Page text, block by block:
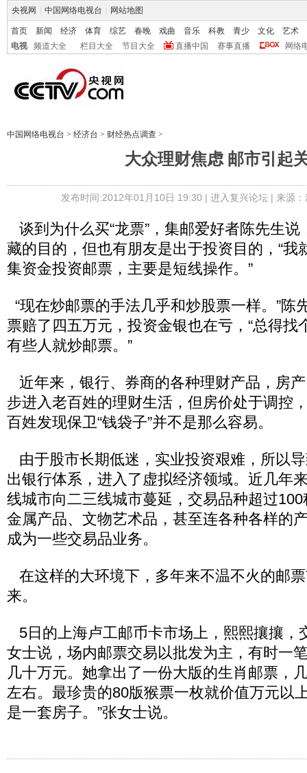
央视网 中国网络电视台 网站地图
首页 新闻 经济 体育 综艺 春晚 戏曲 音乐 科教 青少 文化
艺术
电视
频道大全 栏目大全 节目大全 直播中国 赛事直播 网络
中国网络电视台 > 经济台 > 财经热点调查 >
大众理财焦虑 邮市引起
发布时间:2012年01月10日 19:30 | 进入复兴论坛| 来源
谈到为什么买“龙票”，集邮爱好者陈先生
藏的目的，但也有朋友是出于投资目的，“我
集资金投资邮票，主要是短线操作。”
“现在炒邮票的手法几乎和炒股票一样。”陈
票赔了四五万元，投资金银也在亏，“总得找
有些人就炒邮票。”
近年来，银行、券商的各种理财产品，房
步进入老百姓的理财生活，但房价处于调控
百姓发现保卫“钱袋子”并不是那么容易。
由于股市长期低迷，实业投资艰难，所以
出银行体系，进入了虚拟经济领域。近几年
线城市向二三线城市蔓延，交易品种超过
金属产品、文物艺术品，甚至连各种各样的
成为一些交易品业务。
在这样的大环境下，多年来不温不火的邮
来。
5日的上海卢工邮币卡市场上，熙熙攘攘，
女士说，场内邮票交易以批发为主，有时一
几十万元。她拿出了一份大版的生肖邮票，
左右。最珍贵的80版猴票一枚就价值万元以
是一套房子。”张女士说。